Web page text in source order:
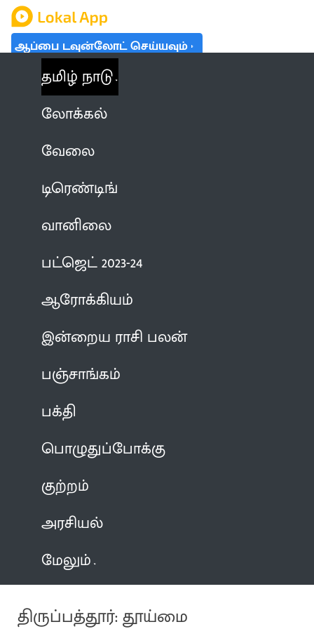
ஆப்பை டவுன்லோட் செய்யவும்
தமிழ் நாடு
லோக்கல்
வேலை
டிரெண்டிங்
வானிலை
பட்ஜெட் 2023-24
ஆரோக்கியம்
இன்றைய ராசி பலன்
பஞ்சாங்கம்
பக்தி
பொழுதுப்போக்கு
குற்றம்
அரசியல்
மேலும்
திருப்பத்தூர்: தூய்மை